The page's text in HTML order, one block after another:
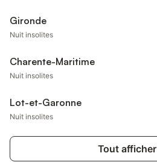
Gironde
Nuit insolites
Charente-Maritime
Nuit insolites
Lot-et-Garonne
Nuit insolites
Tout afficher